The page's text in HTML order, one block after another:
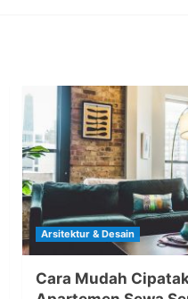
Arsitektur & Desain
Cara Mudah